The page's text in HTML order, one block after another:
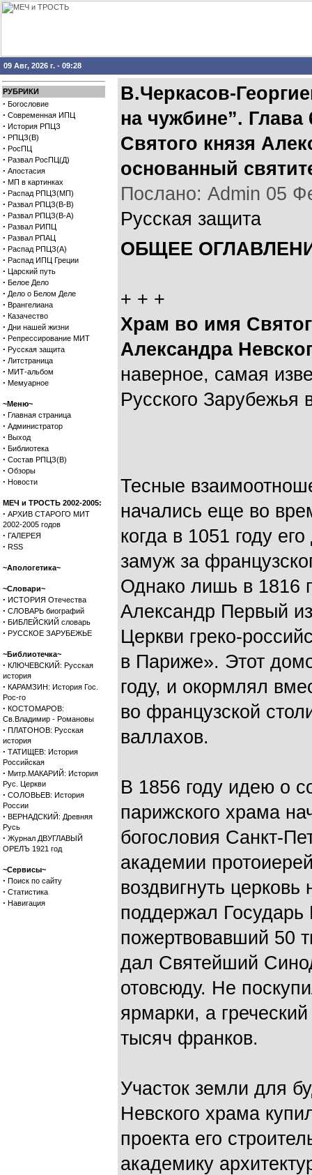
09 Авг, 2026 г. - 09:28
РУБРИКИ
· Богословие
· Современная ИПЦ
· История РПЦЗ
· РПЦЗ(В)
· РосПЦ
· Развал РосПЦ(Д)
· Апостасия
· МП в картинках
· Распад РПЦЗ(МП)
· Развал РПЦЗ(В-В)
· Развал РПЦЗ(В-А)
· Развал РИПЦ
· Развал РПАЦ
· Распад РПЦЗ(А)
· Распад ИПЦ Греции
· Царский путь
· Белое Дело
· Дело о Белом Деле
· Врангелиана
· Казачество
· Дни нашей жизни
· Репрессирование МИТ
· Русская защита
· Литстраница
· МИТ-альбом
· Мемуарное
~Меню~
· Главная страница
· Администратор
· Выход
· Библиотека
· Состав РПЦЗ(В)
· Обзоры
· Новости
МЕЧ и ТРОСТЬ 2002-2005:
· АРХИВ СТАРОГО МИТ
2002-2005 годов
· ГАЛЕРЕЯ
· RSS
~Апологетика~
~Словари~
· ИСТОРИЯ Отечества
· СЛОВАРЬ биографий
· БИБЛЕЙСКИЙ словарь
· РУССКОЕ ЗАРУБЕЖЬЕ
~Библиотечка~
· КЛЮЧЕВСКИЙ: Русская
история
· КАРАМЗИН: История Гос.
Рос-го
· КОСТОМАРОВ:
Св.Владимир - Романовы
· ПЛАТОНОВ: Русская
история
· ТАТИЩЕВ: История
Российская
· Митр.МАКАРИЙ: История
Рус. Церкви
· СОЛОВЬЕВ: История
России
· ВЕРНАДСКИЙ: Древняя
Русь
· Журнал ДВУГЛАВЫЙ
ОРЕЛЪ 1921 год
~Сервисы~
· Поиск по сайту
· Статистика
· Навигация
В.Черкасов-
на чужбине”.
Святого князя
основанный
Послано: Admin 05
Русская защита
ОБЩЕЕ
+ + +
Храм во имя
Александра
наверное, самая
Русского Зарубежья
Тесные
начались еще во
когда в 1051 году
замуж за
Однако лишь в 1816
Александр Первый
Церкви греко-
в Париже». Этот
году, и окормлял
во французской
валлахов.
В 1856 году идею о
парижского храма
богословия Санкт-
академии
воздвигнуть
поддержал
пожертвовавший 50
дал Святейший
отовсюду. Не
ярмарки, а
тысяч франков.
Участок земли для
Невского храма
проекта его
академику